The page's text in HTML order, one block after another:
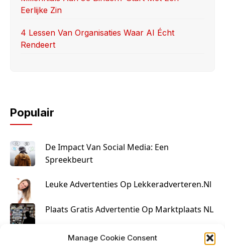
Manage Cookie Consent
Eerlijke Zin
4 Lessen Van Organisaties Waar AI Écht
Rendeert
Populair
De Impact Van Social Media: Een
Spreekbeurt
Leuke Advertenties Op Lekkeradverteren.nl
Plaats Gratis Advertentie Op Marktplaats NL
Kruisbestuiving Voor Succesvolle Marketing